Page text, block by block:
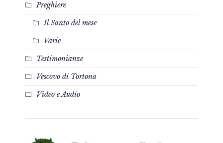
Preghiere
Il Santo del mese
Varie
Testimonianze
Vescovo di Tortona
Video e Audio